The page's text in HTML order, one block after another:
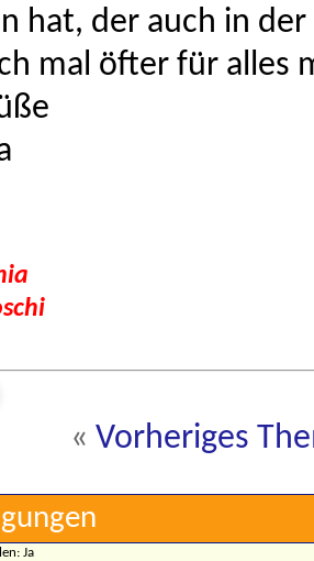
hat, der auch in
mal öfter für alles
« Vorheriges
Ja